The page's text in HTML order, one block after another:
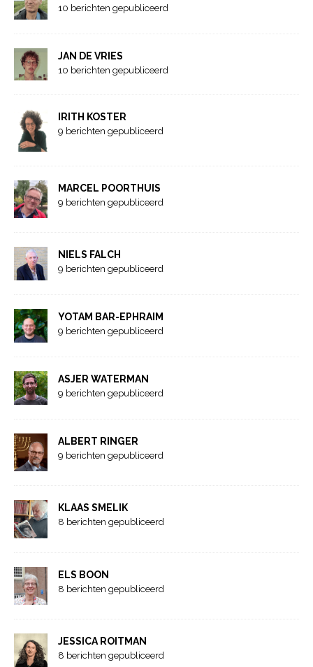
10 berichten gepubliceerd
JAN DE VRIES
10 berichten gepubliceerd
IRITH KOSTER
9 berichten gepubliceerd
MARCEL POORTHUIS
9 berichten gepubliceerd
NIELS FALCH
9 berichten gepubliceerd
YOTAM BAR-EPHRAIM
9 berichten gepubliceerd
ASJER WATERMAN
9 berichten gepubliceerd
ALBERT RINGER
9 berichten gepubliceerd
KLAAS SMELIK
8 berichten gepubliceerd
ELS BOON
8 berichten gepubliceerd
JESSICA ROITMAN
8 berichten gepubliceerd